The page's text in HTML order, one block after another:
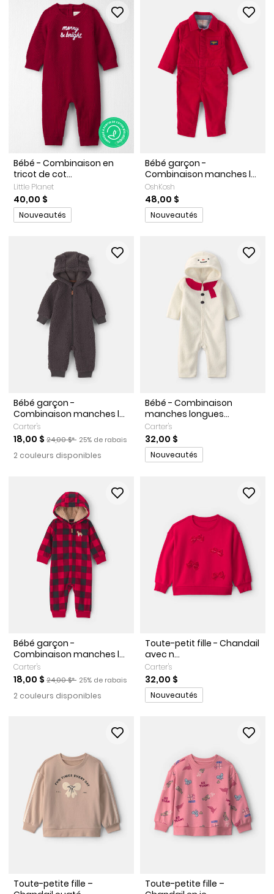
Bébé - Combinaison en
tricot de cot...
Little Planet
40,00 $
Promotions
Nouveautés
Bébé garçon -
Combinaison manches l...
OshKosh
48,00 $
Promotions
Nouveautés
Bébé garçon -
Combinaison manches l...
Carter's
Prix de solde
18,00 $ Prix ​​de détail suggéré par le fabricant
24,00 $* Pourcentage de rabais
25% de rabais
2 couleurs disponibles
Bébé - Combinaison
manches longues...
Carter's
32,00 $
Promotions
Nouveautés
Bébé garçon -
Combinaison manches l...
Carter's
Prix de solde
18,00 $ Prix ​​de détail suggéré par le fabricant
24,00 $* Pourcentage de rabais
25% de rabais
2 couleurs disponibles
Toute-petit fille - Chandail
avec n...
Carter's
32,00 $
Promotions
Nouveautés
Toute-petite fille –
Toute-petite fille –